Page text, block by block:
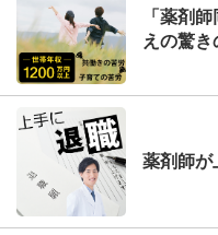
「薬剤
えの驚き
薬剤師が